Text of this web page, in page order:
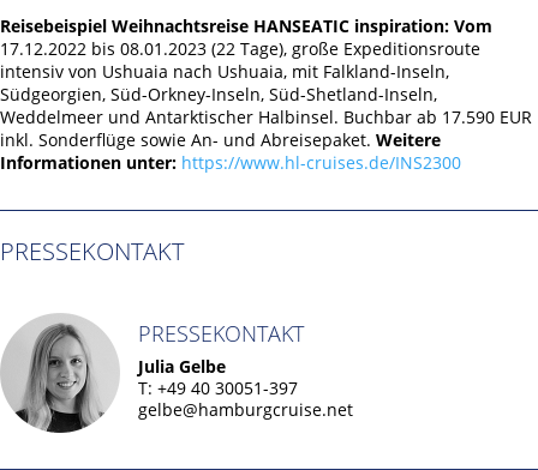
Reisebeispiel Weihnachtsreise HANSEATIC inspiration: Vom
17.12.2022 bis 08.01.2023 (22 Tage), große Expeditionsroute
intensiv von Ushuaia nach Ushuaia, mit Falkland-Inseln,
Südgeorgien, Süd-Orkney-Inseln, Süd-Shetland-Inseln,
Weddelmeer und Antarktischer Halbinsel. Buchbar ab 17.590 EUR
inkl. Sonderflüge sowie An- und Abreisepaket. Weitere
Informationen unter: https://www.hl-cruises.de/INS2300
PRESSEKONTAKT
PRESSEKONTAKT
Julia Gelbe
T: +49 40 30051-397
gelbe@hamburgcruise.net